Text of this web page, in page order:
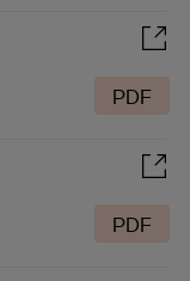
PDF
PDF